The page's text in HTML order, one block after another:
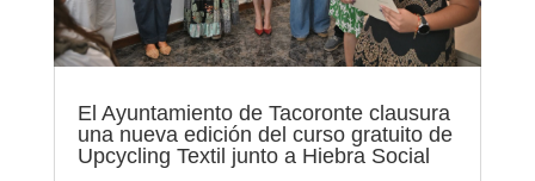
El Ayuntamiento de Tacoronte clausura
una nueva edición del curso gratuito de
Upcycling Textil junto a Hiebra Social